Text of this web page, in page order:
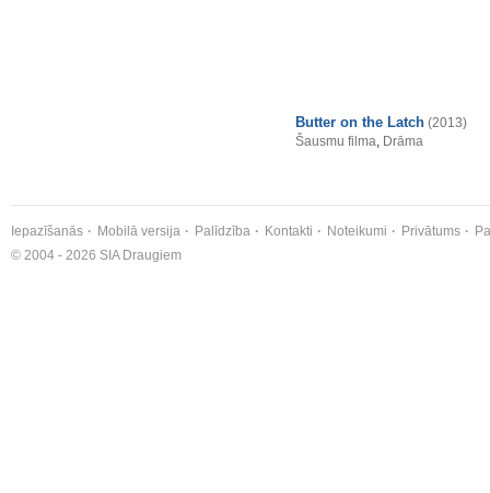
Butter on the Latch (2013)
Šausmu filma, Drāma
Iepazīšanās Mobilā versija Palīdzība Kontakti Noteikumi Privātums
© 2004 - 2026 SIA Draugiem